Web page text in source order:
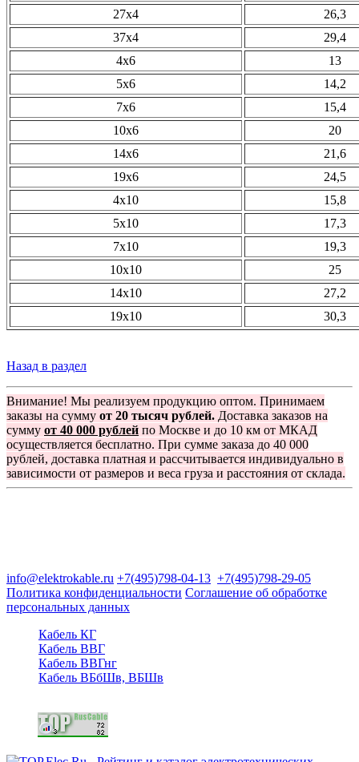
27х4
26,3
37х4
29,4
4х6
13
5х6
14,2
7х6
15,4
10х6
20
14х6
21,6
19х6
24,5
4х10
15,8
5х10
17,3
7х10
19,3
10х10
25
14х10
27,2
19х10
30,3
Назад в раздел
Внимание! Мы реализуем продукцию оптом. Принимаем
заказы на сумму от 20 тысяч рублей. Доставка заказов на
сумму от 40 000 рублей по Москве и до 10 км от МКАД
осуществляется бесплатно. При сумме заказа до 40 000
рублей, доставка платная и рассчитывается индивидуально в
зависимости от размеров и веса груза и расстояния от склада.
info@elektrokable.ru +7(495)798-04-13 +7(495)798-29-05
Политика конфиденциальности Соглашение об обработке
персональных данных
Кабель КГ
Кабель ВВГ
Кабель ВВГнг
Кабель ВБбШв, ВБШв